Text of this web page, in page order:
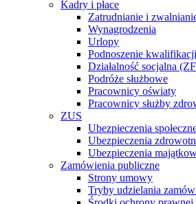
Kadry i płace
Zatrudnianie i
Wynagrodzenia
Urlopy
Podnoszenie
Działalność socjalna
Podróże służbowe
Pracownicy oświaty
Pracownicy służby
ZUS
Ubezpieczenia
Ubezpieczenia
Ubezpieczenia
Zamówienia publiczne
Strony umowy
Tryby udzielania